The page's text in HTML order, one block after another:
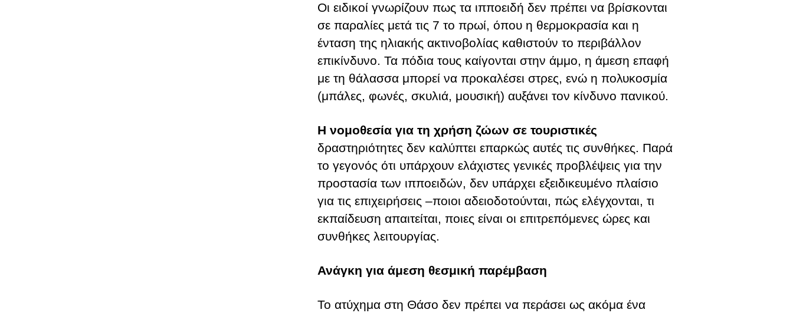
Οι ειδικοί γνωρίζουν πως τα ιπποειδή δεν πρέπει να βρίσκονται
σε παραλίες μετά τις 7 το πρωί, όπου η θερμοκρασία και η
ένταση της ηλιακής ακτινοβολίας καθιστούν το περιβάλλον
επικίνδυνο. Τα πόδια τους καίγονται στην άμμο, η άμεση επαφή
με τη θάλασσα μπορεί να προκαλέσει στρες, ενώ η πολυκοσμία
(μπάλες, φωνές, σκυλιά, μουσική) αυξάνει τον κίνδυνο πανικού.
Η νομοθεσία για τη χρήση ζώων σε τουριστικές
δραστηριότητες δεν καλύπτει επαρκώς αυτές τις συνθήκες. Παρά
το γεγονός ότι υπάρχουν ελάχιστες γενικές προβλέψεις για την
προστασία των ιπποειδών, δεν υπάρχει εξειδικευμένο πλαίσιο
για τις επιχειρήσεις –ποιοι αδειοδοτούνται, πώς ελέγχονται, τι
εκπαίδευση απαιτείται, ποιες είναι οι επιτρεπόμενες ώρες και
συνθήκες λειτουργίας.
Ανάγκη για άμεση θεσμική παρέμβαση
Το ατύχημα στη Θάσο δεν πρέπει να περάσει ως ακόμα ένα